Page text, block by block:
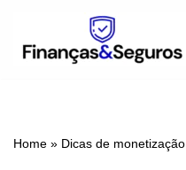
Pular
Home » Dicas de monetização